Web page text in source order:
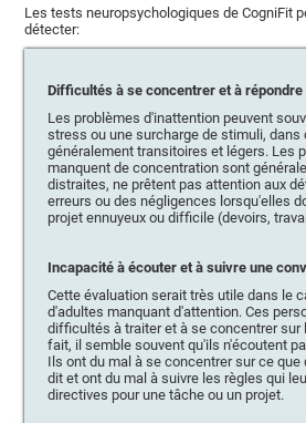
Les tests neuropsychologiques de CogniFit
détecter:
Difficultés à se concentrer et à répondre
Les problèmes d'inattention peuvent
stress ou une surcharge de stimuli, dans
généralement transitoires et légers. Les
manquent de concentration sont
distraites, ne prêtent pas attention aux
erreurs ou des négligences lorsqu'elles
projet ennuyeux ou difficile (devoirs,
Incapacité à écouter et à suivre une
Cette évaluation serait très utile dans le
d'adultes manquant d'attention. Ces
difficultés à traiter et à se concentrer sur
fait, il semble souvent qu'ils n'écoutent
Ils ont du mal à se concentrer sur ce que
dit et ont du mal à suivre les règles qui
directives pour une tâche ou un projet.